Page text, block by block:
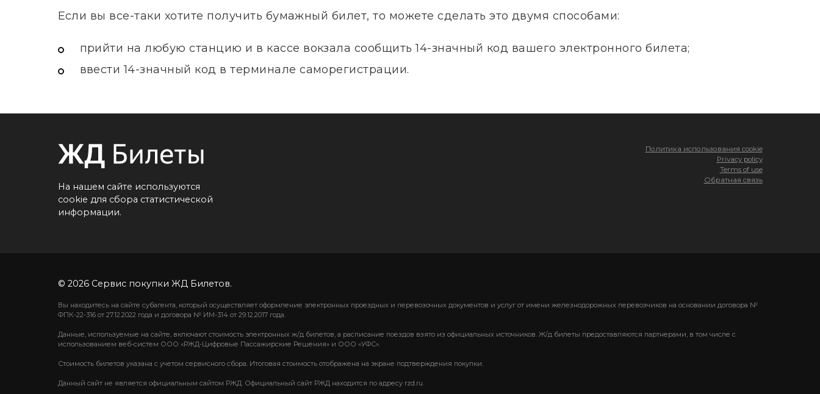
Если вы все-таки хотите получить бумажный билет, то можете сделать это двумя способами:
прийти на любую станцию и в кассе вокзала сообщить 14-значный код вашего электронного билета;
ввести 14-значный код в терминале саморегистрации.
На нашем сайте используются
cookie для сбора статистической
информации.
Политика использования cookie
Privacy policy
Terms of use
Обратная связь
© 2026 Сервис покупки ЖД Билетов.
Вы находитесь на сайте субагента, который осуществляет оформление электронных проездных и перевозочных документов и услуг от имени железнодорожных перевозчиков на основании договора №
ФПК-22-316 от 27.12.2022 года и договора № ИМ-314 от 29.12.2017 года.
Данные, используемые на сайте, включают стоимость электронных ж/д билетов, а расписание поездов взято из официальных источников. Ж/д билеты предоставляются партнерами, в том числе с
использованием веб-систем ООО «РЖД-Цифровые Пассажирские Решения» и ООО «УФС».
Стоимость билетов указана с учетом сервисного сбора. Итоговая стоимость отображена на экране подтверждения покупки.
Данный сайт не является официальным сайтом РЖД. Официальный сайт РЖД находится по адресу rzd.ru.